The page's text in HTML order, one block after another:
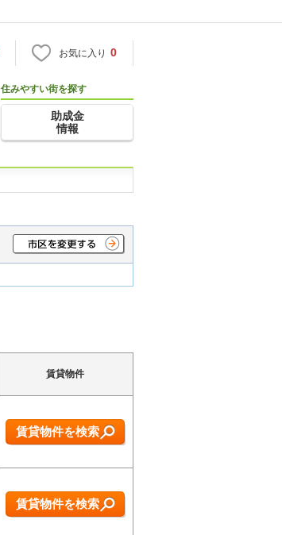
お気に入り 0
住みやすい街を探す
助成金
情報
賃貸物件
賃貸物件を検索
賃貸物件を検索